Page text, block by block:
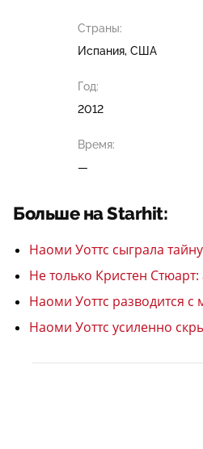
Страны:
Испания, США
Год:
2012
Время:
—
Больше на Starhit:
Наоми Уоттс сыграла
Не только Кристен
Наоми Уоттс разводится с
Наоми Уоттс усиленно